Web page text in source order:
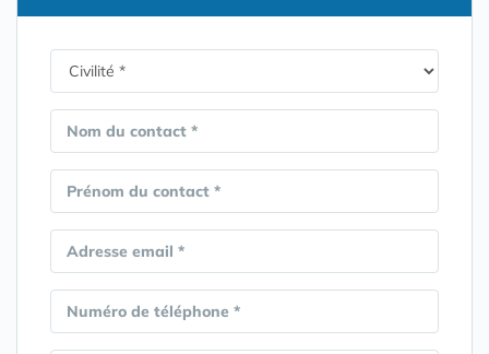
Nom du contact *
Prénom du contact *
Adresse email *
Numéro de téléphone *